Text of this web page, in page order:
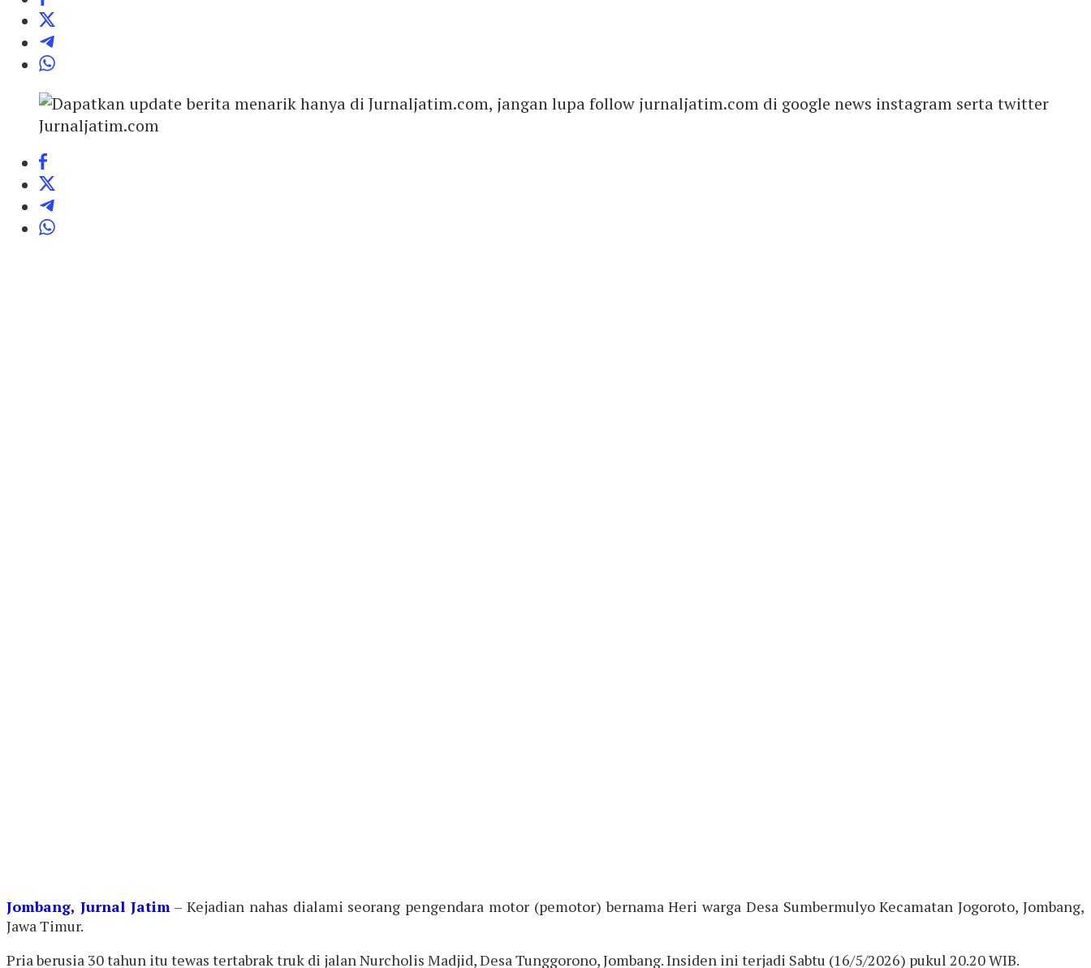
Jombang, Jurnal Jatim – Kejadian nahas dialami seorang pengendara motor (pemotor) bernama Heri warga Desa Sumbermulyo Kecamatan Jogoroto, Jombang,
Jawa Timur.
Pria berusia 30 tahun itu tewas tertabrak truk di jalan Nurcholis Madjid, Desa Tunggorono, Jombang. Insiden ini terjadi Sabtu (16/5/2026) pukul 20.20 WIB.